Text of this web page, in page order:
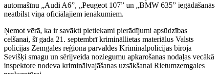
automašīnu „Audi A6”, „Peugeot 107” un „BMW 635” iegādāšanās
neatbilst viņa oficiālajiem ienākumiem.
Ņemot vērā, ka ir savākti pietiekami pierādījumi apsūdzības
celšanai, šī gada 21. septembrī krimināllietas materiālus Valsts
policijas Zemgales reģiona pārvaldes Kriminālpolicijas biroja
Sevišķi smagu un sērijveida noziegumu apkarošanas nodaļas vecākā
inspektore nodeva kriminālvajāšanas uzsākšanai Rietumzemgales